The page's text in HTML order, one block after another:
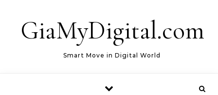
GiaMyDigital.com
Smart Move in Digital World